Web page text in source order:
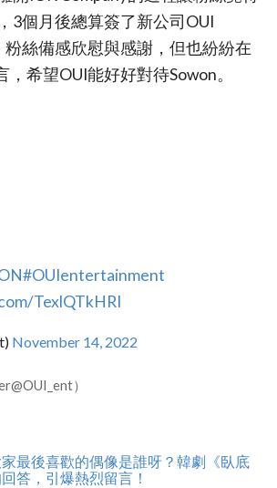
3個月後總算簽了新公司OUI
絲備感欣慰與感謝，但也紛紛在
，希望OUI能好好對待Sowon。
#OUIentertainment
TexlQTkHRI
November 14, 2022
）
家最後喜歡的偶像是誰呀？韓劇《臥底
答，引爆熱烈留言！